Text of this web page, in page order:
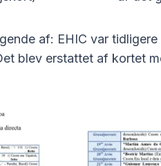
af: EHIC var
blev erstattet af kortet